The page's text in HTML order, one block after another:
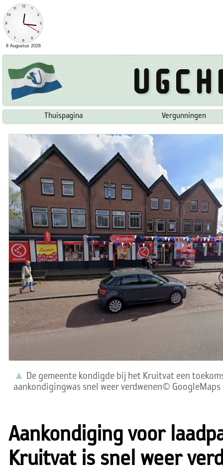
Thuispagina Vergunningen
De gemeente kondigde bij het Kruitvat een
aankondigingwas snel weer verdwenen© GoogleMaps
Aankondiging voor
Kruitvat is snel weer